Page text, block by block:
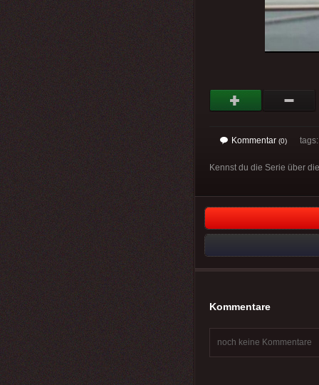
Kommentar (0)
Kennst du die Serie über
Kommentare
noch keine Kommentare